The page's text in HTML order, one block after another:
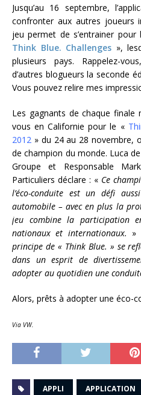
Jusqu’au 16 septembre,
confronter aux autres joueurs
jeu permet de s’entrainer
Think Blue. Challenges »,
plusieurs pays. Rappelez-
d’autres blogueurs la seconde
Vous pouvez relire mes
Les gagnants de chaque
vous en Californie pour le «
2012 » du 24 au 28 novembre,
de champion du monde. Luca
Groupe et Responsable
Particuliers déclare : « Ce
l’éco-conduite est un défi
automobile – avec en plus la
jeu combine la participation
nationaux et internationaux. »
principe de « Think Blue. » se
dans un esprit de
adopter au quotidien une
Alors, prêts à adopter une éco-
Via VW.
APPLI APPLICATION